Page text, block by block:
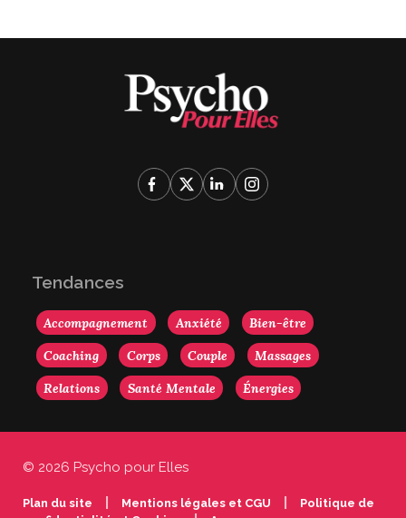
Tendances
Accompagnement Anxiété
Bien-être
Coaching
Corps Couple
Massages
Relations
Santé Mentale Énergies
© 2026 Psycho pour Elles
Plan du site Mentions légales et CGU
Politique de